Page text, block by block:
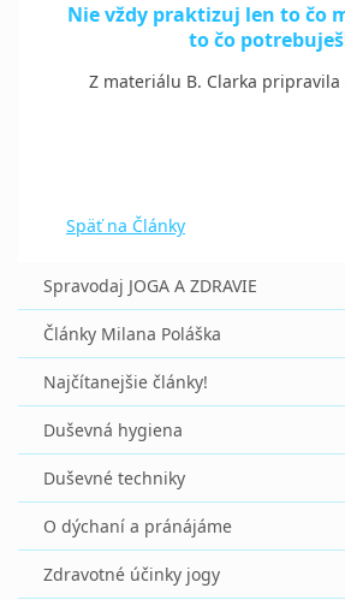
Nie vždy praktizuj len to čo
to čo
Z materiálu B. Clarka pripravila
Späť na Články
Spravodaj JOGA A ZDRAVIE
Články Milana Poláška
Najčítanejšie články!
Duševná hygiena
Duševné techniky
O dýchaní a pránájáme
Zdravotné účinky jogy